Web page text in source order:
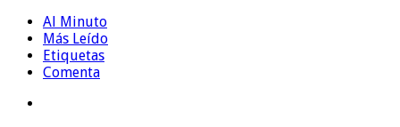
Al Minuto
Más Leído
Etiquetas
Comenta